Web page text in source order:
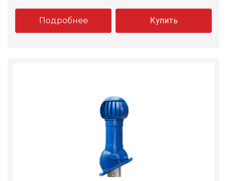
Подробнее Купить